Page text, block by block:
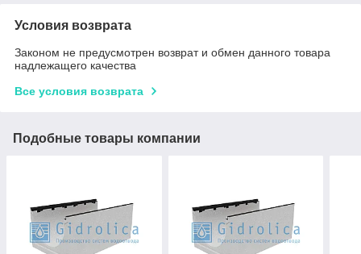
Условия возврата
Законом не предусмотрен возврат и обмен данного товара
надлежащего качества
Все условия возврата
Подобные товары компании